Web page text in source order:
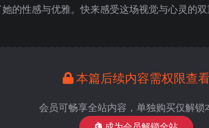
的性感与优雅。快来感受这场视觉与心灵的
本篇后续内容需权限查
会员可畅享全站内容，单独购买仅解锁